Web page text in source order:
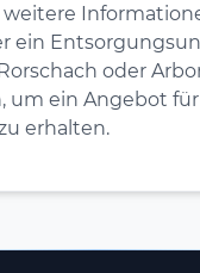
ein
oder
um ein Angebot
erhalten.